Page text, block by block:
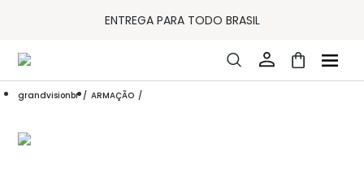
ENTREGA PARA TODO BRASIL
32% OFF NO COMBO - CONS. REG.
FRETE GRÁTIS EM TODO O SITE
15% OFF NA PRIMEIRA COMPRA (CONSULTE REGULAMENTO)
grandvisionbr ARMAÇÃO